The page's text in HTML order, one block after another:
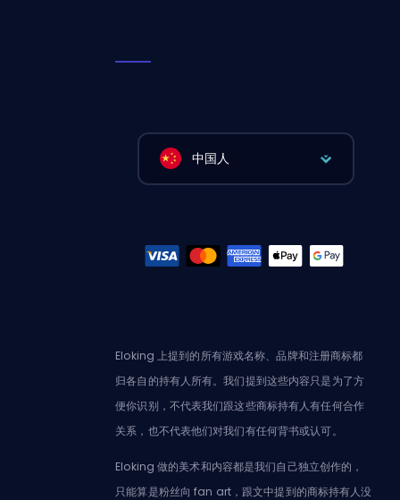
中国人
Eloking 上提到的所有游戏名称、品牌和注册商标都
归各自的持有人所有。我们提到这些内容只是为了方
便你识别，不代表我们跟这些商标持有人有任何合作
关系，也不代表他们对我们有任何背书或认可。
Eloking 做的美术和内容都是我们自己独立创作的，
只能算是粉丝向 fan art，跟文中提到的商标持有人没